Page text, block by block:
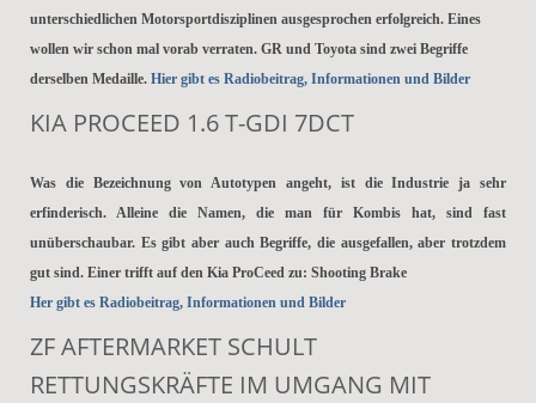
unterschiedlichen Motorsportdisziplinen ausgesprochen erfolgreich. Eines
wollen wir schon mal vorab verraten. GR und Toyota sind zwei Begriffe
derselben Medaille. Hier gibt es Radiobeitrag, Informationen und Bilder
KIA PROCEED 1.6 T-GDI 7DCT
Was die Bezeichnung von Autotypen angeht, ist die Industrie ja sehr
erfinderisch. Alleine die Namen, die man für Kombis hat, sind fast
unüberschaubar. Es gibt aber auch Begriffe, die ausgefallen, aber trotzdem
gut sind. Einer trifft auf den Kia ProCeed zu: Shooting Brake
Her gibt es Radiobeitrag, Informationen und Bilder
ZF AFTERMARKET SCHULT
RETTUNGSKRÄFTE IM UMGANG MIT